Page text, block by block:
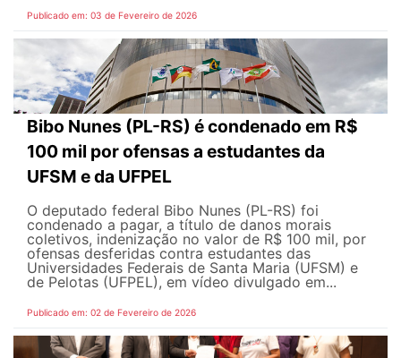
Publicado em: 03 de Fevereiro de 2026
Bibo Nunes (PL-RS) é condenado em R$
100 mil por ofensas a estudantes da
UFSM e da UFPEL
O deputado federal Bibo Nunes (PL-RS) foi
condenado a pagar, a título de danos morais
coletivos, indenização no valor de R$ 100 mil, por
ofensas desferidas contra estudantes das
Universidades Federais de Santa Maria (UFSM) e
de Pelotas (UFPEL), em vídeo divulgado em...
Publicado em: 02 de Fevereiro de 2026